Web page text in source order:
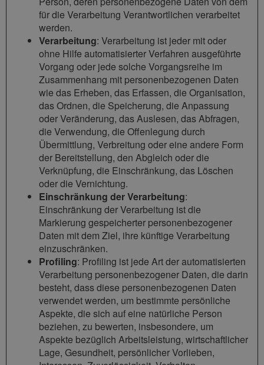
für die Verarbeitung Verantwortlichen verarbeitet
werden.
Verarbeitung: Verarbeitung ist jeder mit oder
ohne Hilfe automatisierter Verfahren ausgeführte
Vorgang oder jede solche Vorgangsreihe im
Zusammenhang mit personenbezogenen Daten
wie das Erheben, das Erfassen, die Organisation,
das Ordnen, die Speicherung, die Anpassung
oder Veränderung, das Auslesen, das Abfragen,
die Verwendung, die Offenlegung durch
Übermittlung, Verbreitung oder eine andere Form
der Bereitstellung, den Abgleich oder die
Verknüpfung, die Einschränkung, das Löschen
oder die Vernichtung.
Einschränkung der Verarbeitung:
Einschränkung der Verarbeitung ist die
Markierung gespeicherter personenbezogener
Daten mit dem Ziel, ihre künftige Verarbeitung
einzuschränken.
Profiling: Profiling ist jede Art der automatisierten
Verarbeitung personenbezogener Daten, die darin
besteht, dass diese personenbezogenen Daten
verwendet werden, um bestimmte persönliche
Aspekte, die sich auf eine natürliche Person
beziehen, zu bewerten, insbesondere, um
Aspekte bezüglich Arbeitsleistung, wirtschaftlicher
Lage, Gesundheit, persönlicher Vorlieben,